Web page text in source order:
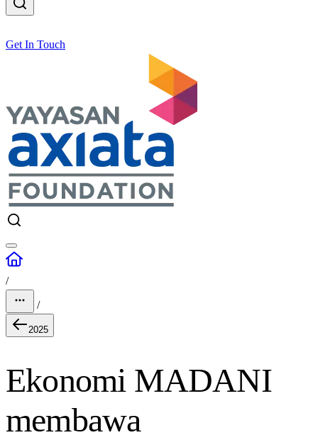
Get In Touch
/
/
2025
Ekonomi MADANI
membawa